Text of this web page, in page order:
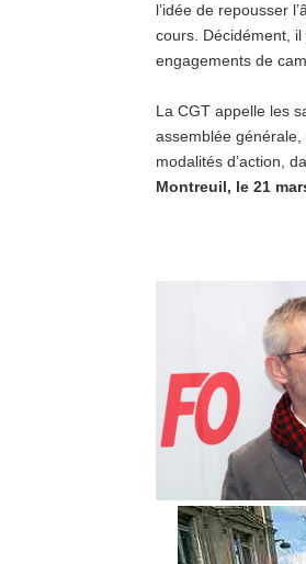
l’idée de repousser
cours. Décidément,
engagements de
La CGT appelle les
assemblée
modalités d’action,
Montreuil, le 21